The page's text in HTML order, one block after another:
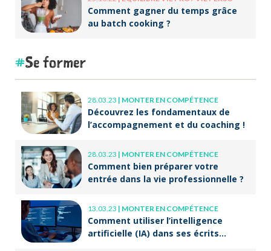
Comment gagner du temps grâce
au batch cooking ?
Se former
28.03.23 | MONTER EN COMPÉTENCE
Découvrez les fondamentaux de
l’accompagnement et du coaching !
28.03.23 | MONTER EN COMPÉTENCE
Comment bien préparer votre
entrée dans la vie professionnelle ?
13.03.23 | MONTER EN COMPÉTENCE
Comment utiliser l’intelligence
artificielle (IA) dans ses écrits